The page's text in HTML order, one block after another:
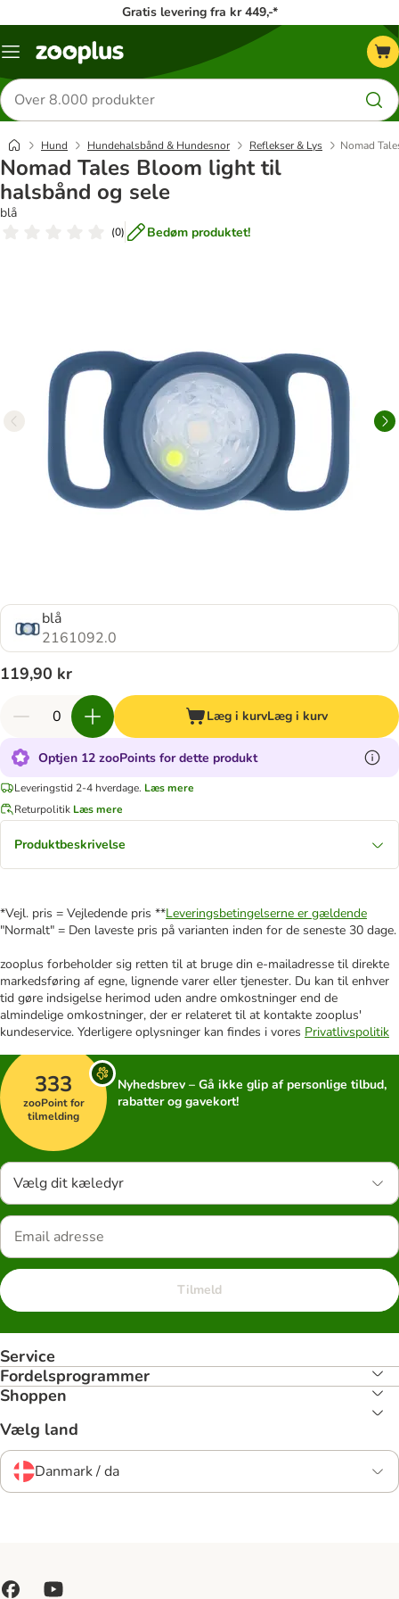
Gratis levering fra kr 449,-*
Menu
Søg
efter
produkter
Hund Hundehalsbånd & Hundesnor Reflekser & Lys Nomad
Nomad Tales Bloom light til
halsbånd og sele
blå
(0) Bedøm produktet!
blå
2161092.0
119,90 kr
Læg i kurvLæg i kurv
Optjen 12 zooPoints for dette produkt
Leveringstid 2-4 hverdage. Læs mere
Returpolitik Læs mere
Produktbeskrivelse
*Vejl. pris = Vejledende pris **Leveringsbetingelserne er gældende
"Normalt" = Den laveste pris på varianten inden for de seneste 30 dage.
zooplus forbeholder sig retten til at bruge din e-mailadresse til direkte
markedsføring af egne, lignende varer eller tjenester. Du kan til enhver
tid gøre indsigelse herimod uden andre omkostninger end de
almindelige omkostninger, der er relateret til at kontakte zooplus'
kundeservice. Yderligere oplysninger kan findes i vores Privatlivspolitik
333
zooPoint for
tilmelding
Nyhedsbrev – Gå ikke glip af personlige tilbud,
rabatter og gavekort!
Vælg dit kæledyr
Tilmeld
Service
Fordelsprogrammer
Shoppen
Vælg land
Danmark / da